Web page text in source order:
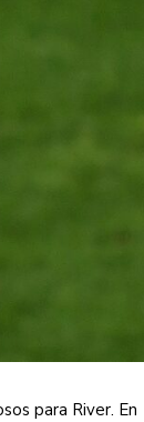
para River. En